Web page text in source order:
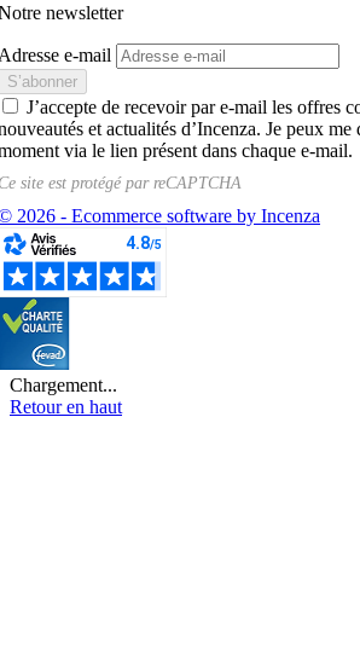
newsletter
e-mail
J’accepte de recevoir par e-mail les offres
et actualités d’Incenza. Je peux me
via le lien présent dans chaque e-mail.
site est protégé parreCAPTCHA
2026 - Ecommerce software by Incenza
Chargement...
Retour en haut